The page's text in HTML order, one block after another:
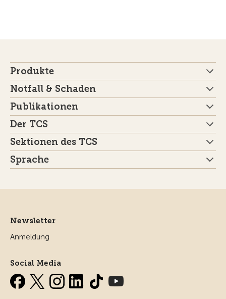
Produkte
Notfall & Schaden
Publikationen
Der TCS
Sektionen des TCS
Sprache
Newsletter
Anmeldung
Social Media